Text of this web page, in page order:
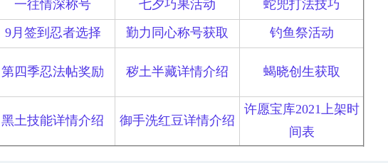
一往情深称号 七夕巧果活动
蛇兜打法技巧
9月签到忍者选择 勤力同心称号获取
钓鱼祭活动
第四季忍法帖奖励 秽土半藏详情介绍 蝎晓创生获取
黑土技能详情介绍 御手洗红豆详情介绍
许愿宝库2021上架时
间表